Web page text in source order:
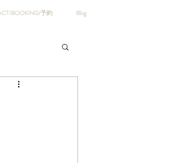
BOOKING/予約 Blog